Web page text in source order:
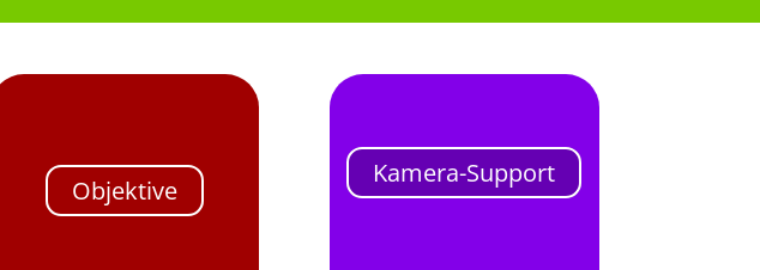
Objektive
Kamera-Support